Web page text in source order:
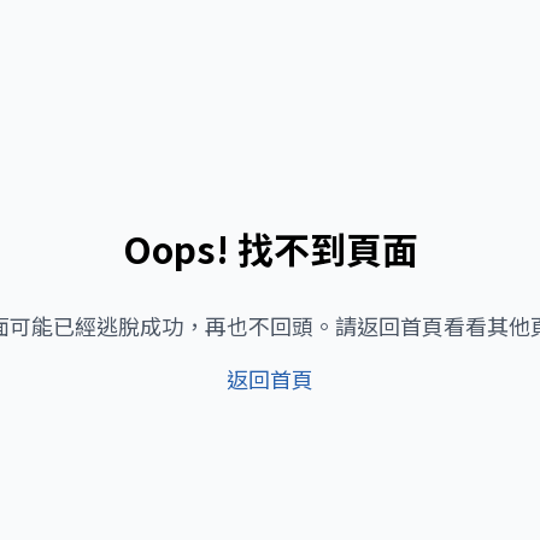
Oops! 找不到頁面
可能已經逃脫成功，再也不回頭。請返回首頁看看其他
返回首頁